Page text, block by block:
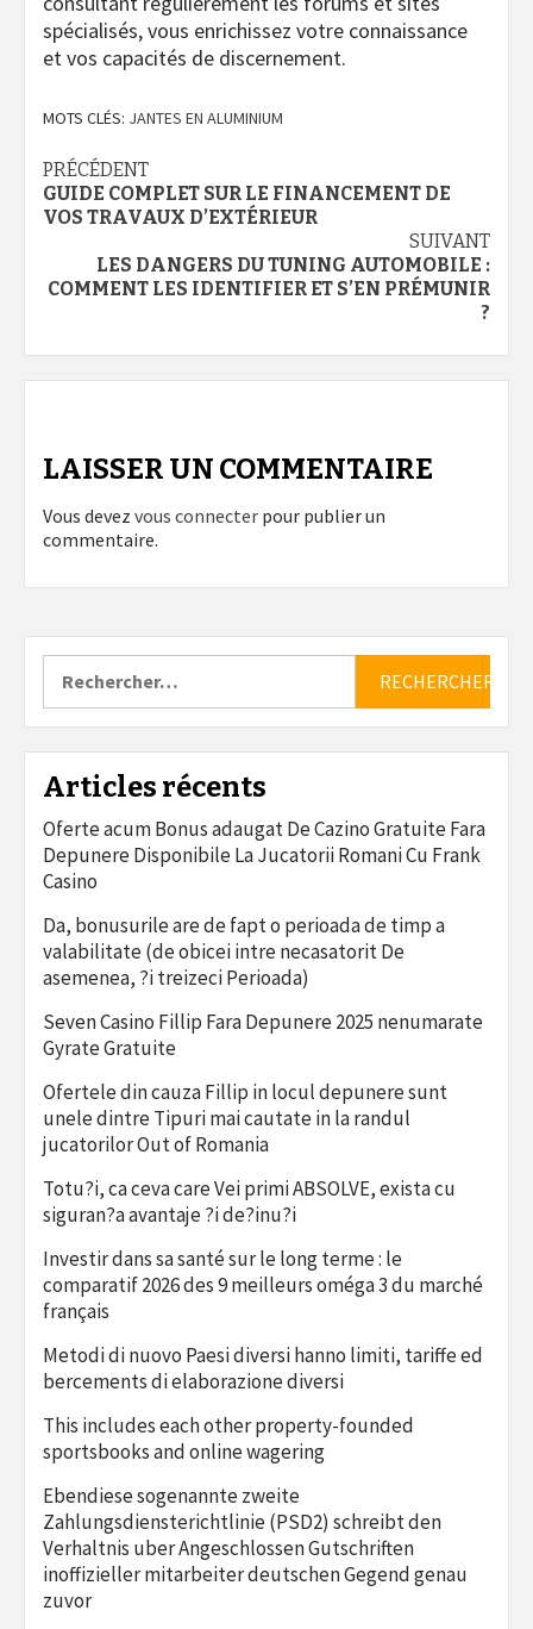
spécialisés, vous enrichissez votre connaissance
et vos capacités de discernement.
MOTS CLÉS: JANTES EN ALUMINIUM
Navigation
d’article
PRÉCÉDENT
GUIDE COMPLET SUR LE FINANCEMENT DE
VOS TRAVAUX D’EXTÉRIEUR
SUIVANT
LES DANGERS DU TUNING AUTOMOBILE :
COMMENT LES IDENTIFIER ET S’EN PRÉMUNIR
?
LAISSER UN COMMENTAIRE
Vous devez vous connecter pour publier un
commentaire.
Articles récents
Oferte acum Bonus adaugat De Cazino Gratuite Fara
Depunere Disponibile La Jucatorii Romani Cu Frank
Casino
Da, bonusurile are de fapt o perioada de timp a
valabilitate (de obicei intre necasatorit De
asemenea, ?i treizeci Perioada)
Seven Casino Fillip Fara Depunere 2025 nenumarate
Gyrate Gratuite
Ofertele din cauza Fillip in locul depunere sunt
unele dintre Tipuri mai cautate in la randul
jucatorilor Out of Romania
Totu?i, ca ceva care Vei primi ABSOLVE, exista cu
siguran?a avantaje ?i de?inu?i
Investir dans sa santé sur le long terme : le
comparatif 2026 des 9 meilleurs oméga 3 du marché
français
Metodi di nuovo Paesi diversi hanno limiti, tariffe ed
bercements di elaborazione diversi
This includes each other property-founded
sportsbooks and online wagering
Ebendiese sogenannte zweite
Zahlungsdiensterichtlinie (PSD2) schreibt den
Verhaltnis uber Angeschlossen Gutschriften
inoffizieller mitarbeiter deutschen Gegend genau
zuvor